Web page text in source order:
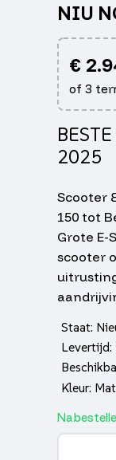
NIU
€
of 3
2025
Scooter
150 tot
Grote E-
scooter
Staat:
Levertijd:
Kleur:
NIU